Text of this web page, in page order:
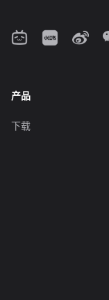
产品
下载